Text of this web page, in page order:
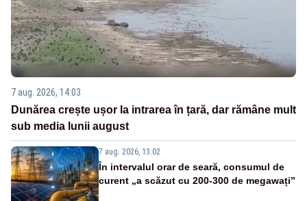
7 aug. 2026, 14:03
Dunărea crește ușor la intrarea în țară, dar rămâne mult
sub media lunii august
7 aug. 2026, 13:02
În intervalul orar de seară, consumul de
curent „a scăzut cu 200-300 de megawați”